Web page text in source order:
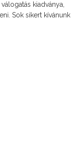
kiadványa,
Sok sikert kívánunk